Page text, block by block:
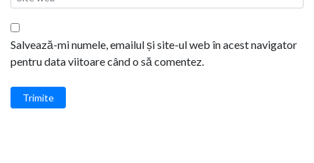
Salvează-mi numele, emailul și site-ul web în acest navigator
pentru data viitoare când o să comentez.
Trimite